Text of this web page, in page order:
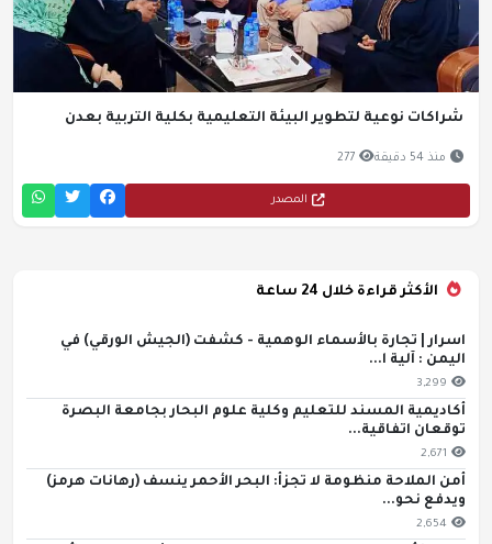
شراكات نوعية لتطوير البيئة التعليمية بكلية التربية بعدن
منذ 54 دقيقة 277
المصدر
الأكثر قراءة خلال 24 ساعة
اسرار | تجارة بالأسماء الوهمية - كشفت (الجيش الورقي) في
اليمن : آلية ا...
3,299
أكاديمية المسند للتعليم وكلية علوم البحار بجامعة البصرة
توقعان اتفاقية...
2,671
أمن الملاحة منظومة لا تجزأ: البحر الأحمر ينسف (رهانات هرمز)
ويدفع نحو...
2,654